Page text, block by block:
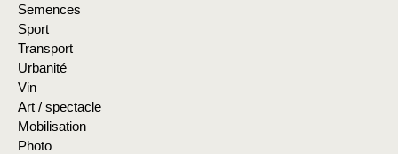
Semences
Sport
Transport
Urbanité
Vin
Art / spectacle
Mobilisation
Photo